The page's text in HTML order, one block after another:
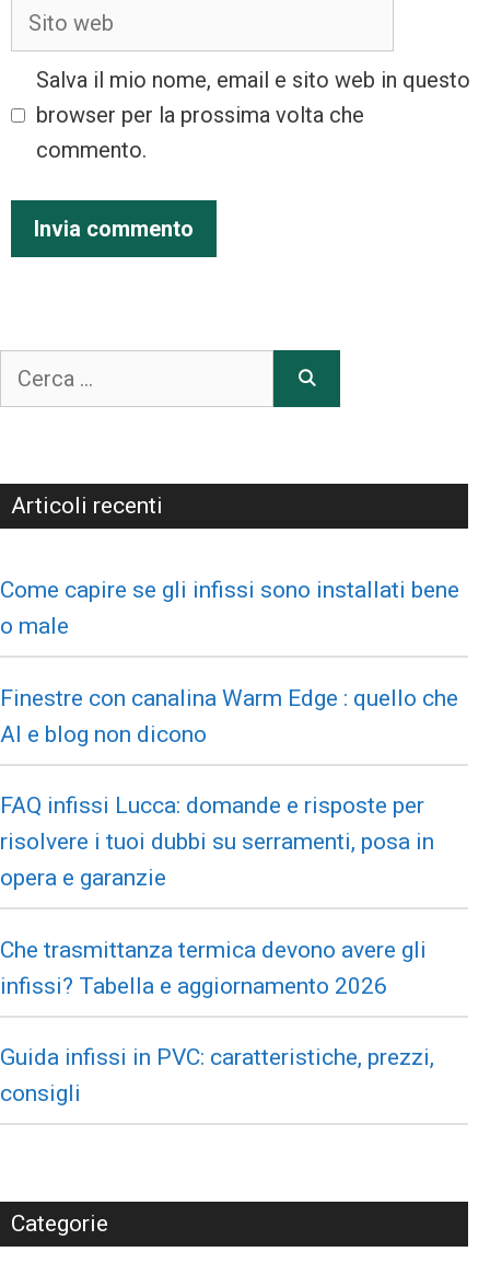
Salva il mio nome, email e sito web in questo
browser per la prossima volta che
commento.
Articoli recenti
Come capire se gli infissi sono installati bene
o male
Finestre con canalina Warm Edge : quello che
AI e blog non dicono
FAQ infissi Lucca: domande e risposte per
risolvere i tuoi dubbi su serramenti, posa in
opera e garanzie
Che trasmittanza termica devono avere gli
infissi? Tabella e aggiornamento 2026
Guida infissi in PVC: caratteristiche, prezzi,
consigli
Categorie